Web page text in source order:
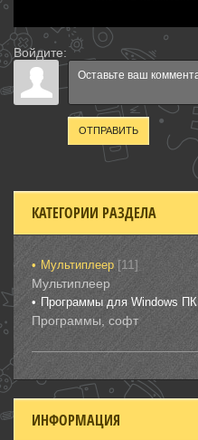
Войдите:
ОТПРАВИТЬ
КАТЕГОРИИ РАЗДЕЛА
Мультиплеер [11]
Мультиплеер
Программы для Windows ПК
Программы, софт
ИНФОРМАЦИЯ